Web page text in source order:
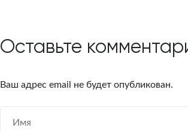
Оставьте
Ваш адрес email не будет опубликован.